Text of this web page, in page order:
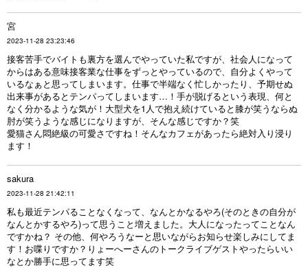
宮
2023-11-28 23:23:46
接客苦手でバイトも裏方を選んでやっていた私ですが、社会人になって
からはある意味接客業な仕事をずっとやっているので、自分よくやって
いるなぁと思ってしまいます。仕事で半端なく忙しかったり、予期せぬ
出来事があるとテンパってしまいます…！手が脱げるという表現、何と
なく分かるような気が！大型犬を1人で抱え続けていると膝が笑うならぬ
肘が笑うような感じになりますが、そんな感じですか？笑
愛猫さん悶絶級の可愛さですね！そんなカフェがあったら絶対入り浸り
ます！
sakura
2023-11-28 21:42:11
私も最近テンパることなくなって、なんとかなるやろ(そのときの自分が
なんとかするやろ)って思うこと増えました。大人になったってことなん
ですかね？ その他、何やろうなーと思いながらお知らせ楽しみにしてま
す！お喋りですか？りょーへーさんのトークライブゲストやったらいい
なとか勝手に思ってます笑